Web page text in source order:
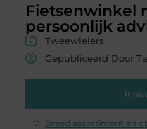
Fietsenwinkel
persoonlijk
Tweewielers
Gepubliceerd Door
Breed assortiment en